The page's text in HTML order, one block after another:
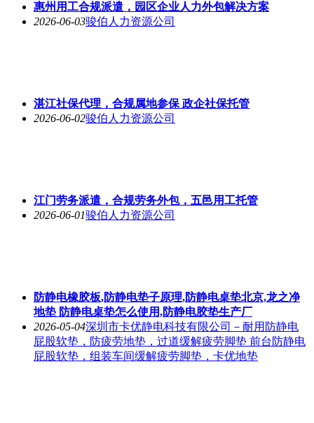
惠州用工合规派遣，园区企业人力外包解决方案
2026-06-03骏伯人力资源公司
湛江社保代理，合规属地参保 政企社保托管
2026-06-02骏伯人力资源公司
江门劳务派遣，合规劳务外包，五邑用工托管
2026-06-01骏伯人力资源公司
防静电橡胶板,防静电垫子原理,防静电桌垫北京,龙之净
地垫 防静电桌垫怎么使用,防静电胶垫生产厂
2026-05-04深圳市卡优静电科技有限公司－耐用防静电
屁股软垫，防疲劳地垫，过道缓解疲劳脚垫 前台防静电
屁股软垫，组装车间缓解疲劳脚垫，卡优地垫